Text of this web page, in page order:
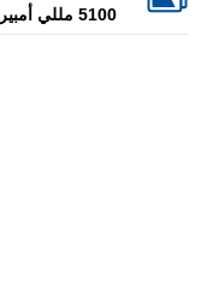
5100 مللي أمبير - 67 واط